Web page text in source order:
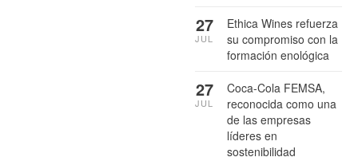
Ethica Wines refuerza
su compromiso con la
formación enológica
27
JUL
Coca-Cola FEMSA,
reconocida como una
de las empresas
líderes en
sostenibilidad
27
JUL